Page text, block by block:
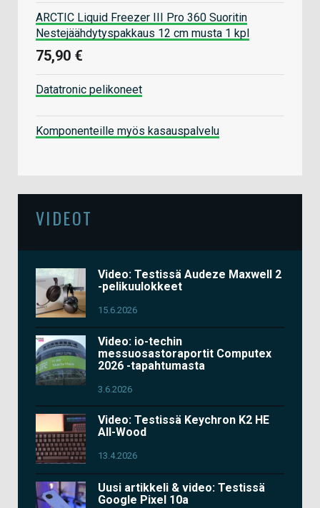
ARCTIC Liquid Freezer III Pro 360 Suoritin
Nestejäähdytyspakkaus 12 cm musta 1 kpl
75,90 €
Datatronic pelikoneet
Komponenteille myös kasauspalvelu
VIDEOT
Video: Testissä Audeze Maxwell 2
-pelikuulokkeet
15.6.2026
Video: io-techin
messuosastoraportit Computex
2026 -tapahtumasta
3.6.2026
Video: Testissä Keychron K2 HE
All-Wood
13.4.2026
Uusi artikkeli & video: Testissä
Google Pixel 10a